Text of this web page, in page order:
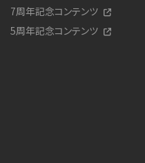
7周年記念コンテンツ
5周年記念コンテンツ